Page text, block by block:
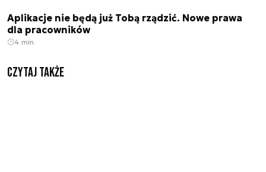
Aplikacje nie będą już Tobą rządzić. Nowe prawa
dla pracowników
4 min.
Czytaj także